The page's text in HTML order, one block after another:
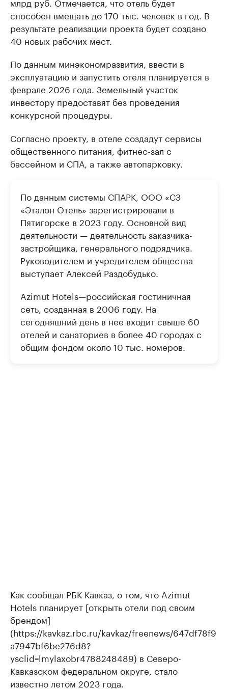
способен вмещать до 170 тыс. человек в год. В
результате реализации проекта будет создано
40 новых рабочих мест.
По данным минэкономразвития, ввести в
эксплуатацию и запустить отеля планируется в
феврале 2026 года. Земельный участок
инвестору предоставят без проведения
конкурсной процедуры.
Согласно проекту, в отеле создадут сервисы
общественного питания, фитнес-зал с
бассейном и СПА, а также автопарковку.
По данным системы СПАРК, ООО «СЗ
«Эталон Отель» зарегистрировали в
Пятигорске в 2023 году. Основной вид
деятельности — деятельность заказчика-
застройщика, генерального подрядчика.
Руководителем и учредителем общества
выступает Алексей Раздобудько.
Azimut Hotels—российская гостиничная
сеть, созданная в 2006 году. На
сегодняшний день в нее входит свыше 60
отелей и санаториев в более 40 городах с
общим фондом около 10 тыс. номеров.
Как сообщал РБК Кавказ, о том, что Azimut
Hotels планирует [открыть отели под своим
брендом]
(https://kavkaz.rbc.ru/kavkaz/freenews/647df78f9
a7947bf6be276d8?
ysclid=lmylaxobr4788248489) в Северо-
Кавказском федеральном округе, стало
известно летом 2023 года.